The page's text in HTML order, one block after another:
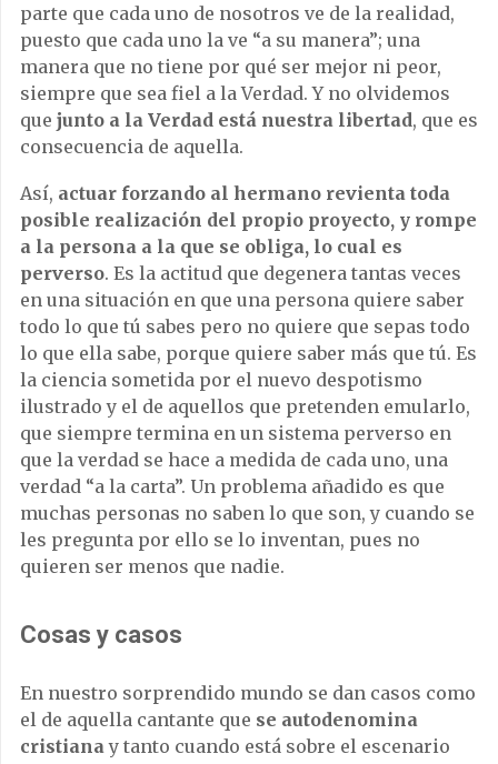
parte que cada uno de nosotros ve de la realidad,
puesto que cada uno la ve “a su manera”; una
manera que no tiene por qué ser mejor ni peor,
siempre que sea fiel a la Verdad. Y no olvidemos
que junto a la Verdad está nuestra libertad, que es
consecuencia de aquella.
Así, actuar forzando al hermano revienta toda
posible realización del propio proyecto, y rompe
a la persona a la que se obliga, lo cual es
perverso. Es la actitud que degenera tantas veces
en una situación en que una persona quiere saber
todo lo que tú sabes pero no quiere que sepas todo
lo que ella sabe, porque quiere saber más que tú. Es
la ciencia sometida por el nuevo despotismo
ilustrado y el de aquellos que pretenden emularlo,
que siempre termina en un sistema perverso en
que la verdad se hace a medida de cada uno, una
verdad “a la carta”. Un problema añadido es que
muchas personas no saben lo que son, y cuando se
les pregunta por ello se lo inventan, pues no
quieren ser menos que nadie.
Cosas y casos
En nuestro sorprendido mundo se dan casos como
el de aquella cantante que se autodenomina
cristiana y tanto cuando está sobre el escenario